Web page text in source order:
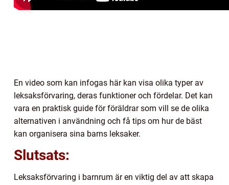
En video som kan infogas här kan visa olika typer av
leksaksförvaring, deras funktioner och fördelar. Det kan
vara en praktisk guide för föräldrar som vill se de olika
alternativen i användning och få tips om hur de bäst
kan organisera sina barns leksaker.
Slutsats:
Leksaksförvaring i barnrum är en viktig del av att skapa